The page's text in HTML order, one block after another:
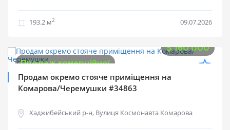
193.2 м2 09.07.2026
$160 000
Продаж комерційної
Продам окремо стояче приміщення на
Комарова/Черемушки #34863
Хаджибейський р-н, Вулиця Космонавта Комарова